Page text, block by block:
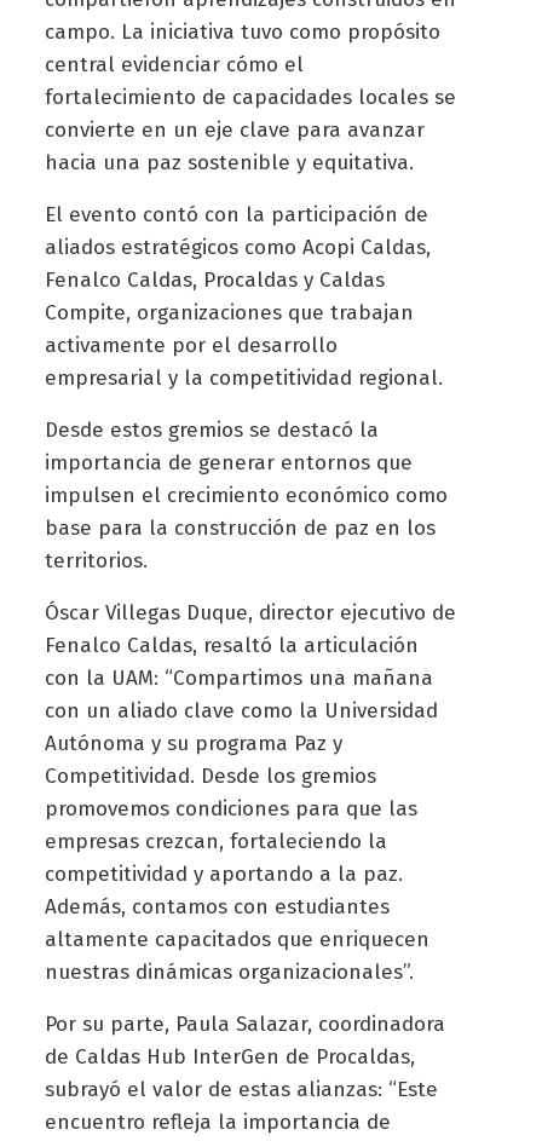
campo. La iniciativa tuvo como propósito
central evidenciar cómo el
fortalecimiento de capacidades locales se
convierte en un eje clave para avanzar
hacia una paz sostenible y equitativa.
El evento contó con la participación de
aliados estratégicos como Acopi Caldas,
Fenalco Caldas, Procaldas y Caldas
Compite, organizaciones que trabajan
activamente por el desarrollo
empresarial y la competitividad regional.
Desde estos gremios se destacó la
importancia de generar entornos que
impulsen el crecimiento económico como
base para la construcción de paz en los
territorios.
Óscar Villegas Duque, director ejecutivo de
Fenalco Caldas, resaltó la articulación
con la UAM: “Compartimos una mañana
con un aliado clave como la Universidad
Autónoma y su programa Paz y
Competitividad. Desde los gremios
promovemos condiciones para que las
empresas crezcan, fortaleciendo la
competitividad y aportando a la paz.
Además, contamos con estudiantes
altamente capacitados que enriquecen
nuestras dinámicas organizacionales”.
Por su parte, Paula Salazar, coordinadora
de Caldas Hub InterGen de Procaldas,
subrayó el valor de estas alianzas: “Este
encuentro refleja la importancia de